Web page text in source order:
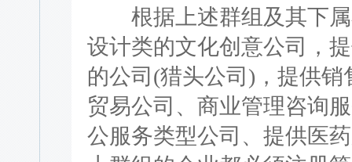
根据上述群组及其下属
设计类的文化创意公司，
的公司(猎头公司)，提供
贸易公司、商业管理咨询
公服务类型公司、提供医